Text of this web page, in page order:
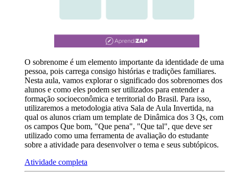
O sobrenome é um elemento importante da identidade de uma
pessoa, pois carrega consigo histórias e tradições familiares.
Nesta aula, vamos explorar o significado dos sobrenomes dos
alunos e como eles podem ser utilizados para entender a
formação socioeconômica e territorial do Brasil. Para isso,
utilizaremos a metodologia ativa Sala de Aula Invertida, na
qual os alunos criam um template de Dinâmica dos 3 Qs, com
os campos Que bom, "Que pena", "Que tal", que deve ser
utilizado como uma ferramenta de avaliação do estudante
sobre a atividade para desenvolver o tema e seus subtópicos.
Atividade completa